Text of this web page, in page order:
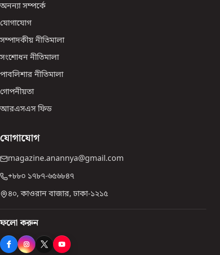
অনন্যা সম্পর্কে
যোগাযোগ
সম্পাদকীয় নীতিমালা
সংশোধন নীতিমালা
পাবলিশার নীতিমালা
গোপনীয়তা
আরএসএস ফিড
যোগাযোগ
magazine.anannya@gmail.com
+৮৮০ ১৭৮৭-৬৫৬৮৪৭
৪০, কাওরান বাজার, ঢাকা-১২১৫
ফলো করুন